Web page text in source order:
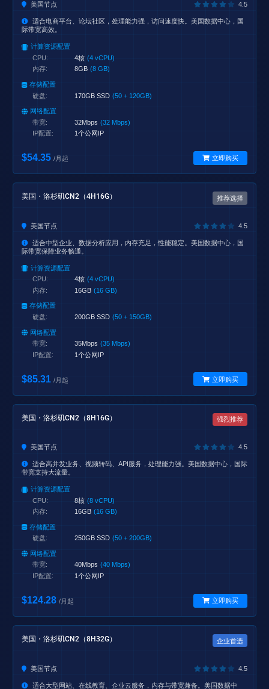
美国节点 4.5
适合电商平台、论坛社区，处理能力强，访问速度快。美国数据中心，国
际带宽高效。
计算资源配置
CPU:
4核 (4 vCPU)
内存:
8GB (8 GB)
存储配置
硬盘:
170GB SSD (50 + 120GB)
网络配置
带宽:
32Mbps (32 Mbps)
IP配置:
1个公网IP
$54.35 /月起 立即购买
美国・洛杉矶CN2（4H16G） 推荐选择
美国节点 4.5
适合中型企业、数据分析应用，内存充足，性能稳定。美国数据中心，国
际带宽保障业务畅通。
计算资源配置
CPU:
4核 (4 vCPU)
内存:
16GB (16 GB)
存储配置
硬盘:
200GB SSD (50 + 150GB)
网络配置
带宽:
35Mbps (35 Mbps)
IP配置:
1个公网IP
$85.31 /月起 立即购买
美国・洛杉矶CN2（8H16G） 强烈推荐
美国节点 4.5
适合高并发业务、视频转码、API服务，处理能力强。美国数据中心，国际
带宽支持大流量。
计算资源配置
CPU:
8核 (8 vCPU)
内存:
16GB (16 GB)
存储配置
硬盘:
250GB SSD (50 + 200GB)
网络配置
带宽:
40Mbps (40 Mbps)
IP配置:
1个公网IP
$124.28 /月起 立即购买
美国・洛杉矶CN2（8H32G） 企业首选
美国节点 4.5
适合大型网站、在线教育、企业云服务，内存与带宽兼备。美国数据中